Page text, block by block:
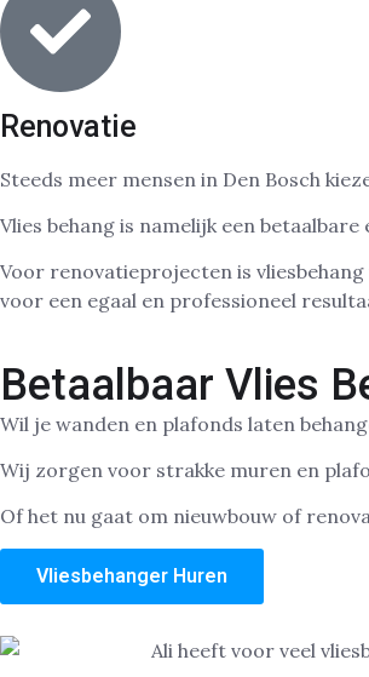
Renovatie
Steeds meer mensen in Den Bosch
Vlies behang is namelijk een
Voor renovatieprojecten is
voor een egaal en professioneel
Betaalbaar Vlies
Wil je wanden en plafonds laten
Wij zorgen voor strakke muren en
Of het nu gaat om nieuwbouw of
Vliesbehanger Huren